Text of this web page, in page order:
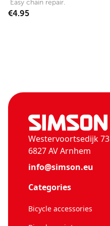
Easy chain repair.
€4.95
Westervoortsedijk 73
6827 AV Arnhem
info@simson.eu
Categories
Bicycle accessories